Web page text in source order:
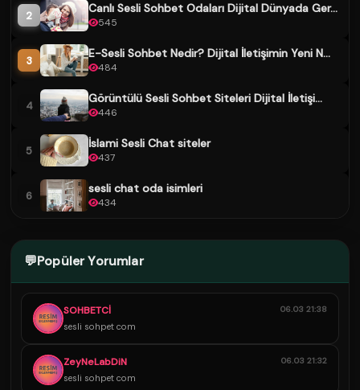
2 Canlı Sesli Sohbet Odaları Dijital Dünyada Ger...
545
3 E-Sesli Sohbet Nedir? Dijital İletişimin Yeni N...
484
4 Görüntülü Sesli Sohbet Siteleri Dijital İletişi...
446
5 İslami Sesli Chat siteler
437
6 sesli chat oda isimleri
434
💬Popüler Yorumlar
SOHBETCİ
sesli sohpet com
06.03 21:38
ZeyNeLabDiN
sesli sohpet com
06.03 21:32